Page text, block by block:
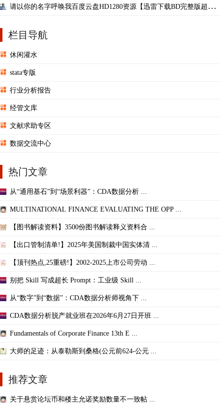
请以你的名字呼唤我百度云盘HD1280资源【迅雷下载BD完整版超
栏目导航
休闲灌水
stata专版
行业分析报告
经管文库
文献求助专区
数据交流中心
热门文章
从“通用基石”到“场景利器”：CDA数据分析 ...
MULTINATIONAL FINANCE EVALUATING THE OPP ...
【图书解读资料】3500份图书解读释义资料合 ...
【出口管制清单!】2025年美国制裁中国实体清 ...
【顶刊热点,25重磅!】2002-2025上市公司劳动 ...
别把 Skill 写成超长 Prompt：工业级 Skill ...
从“数字”到“数据”：CDA数据分析师视角下 ...
CDA数据分析脱产就业班在2026年6月27日开班 ...
Fundamentals of Corporate Finance 13th E ...
大师的足迹：从泰勒斯到桑格(公元前624-公元 ...
推荐文章
关于悬赏论坛币和楼主允诺奖励数量不一致帖 ...